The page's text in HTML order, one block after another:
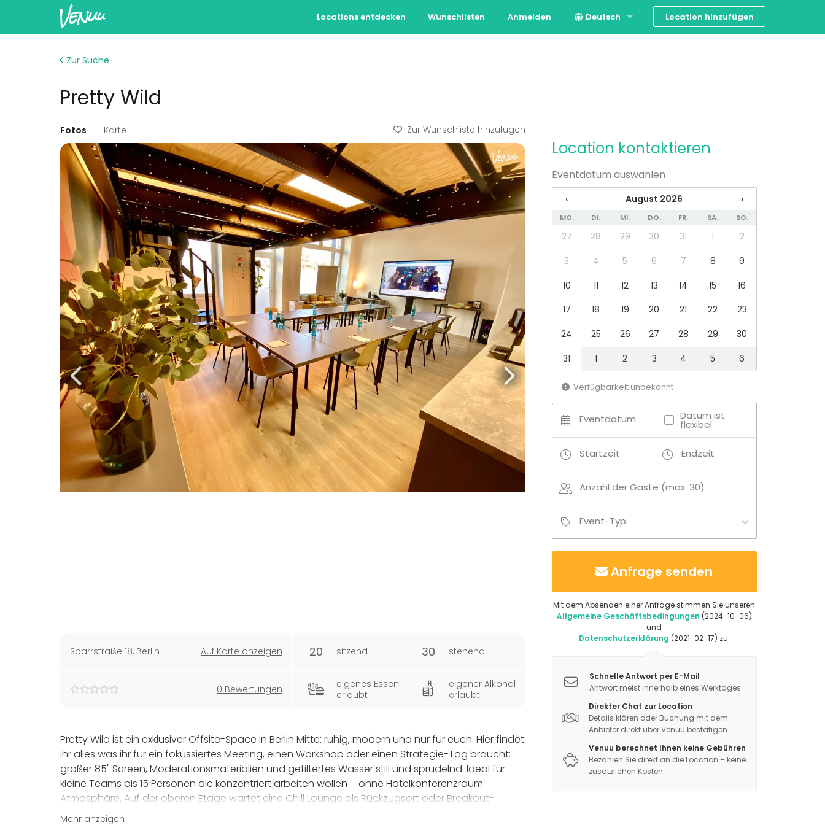
Locations entdecken Wunschlisten Anmelden Deutsch Location hinzufügen
Zur Suche
Pretty Wild
Fotos Karte Zur Wunschliste hinzufügen
Sparrstraße 18, Berlin Auf Karte anzeigen
0 Bewertungen
20 sitzend 30 stehend
eigenes Essen
erlaubt
eigener Alkohol
erlaubt
Pretty Wild ist ein exklusiver Offsite-Space in Berlin Mitte: ruhig, modern und nur für euch. Hier findet
ihr alles was ihr für ein fokussiertes Meeting, einen Workshop oder einen Strategie-Tag braucht:
großer 85" Screen, Moderationsmaterialien und gefiltertes Wasser still und sprudelnd. Ideal für
kleine Teams bis 15 Personen die konzentriert arbeiten wollen – ohne Hotelkonferenzraum-
Atmosphäre. Auf der oberen Etage wartet eine Chill Lounge als Rückzugsort oder Breakout-
Space und auf Anfrage kann zusätzlich ein separater Breakout-Room hinzugebucht werden.
Mehr anzeigen
Location kontaktieren
Eventdatum auswählen
‹ August 2026 ›
MO. DI. MI. DO. FR. SA. SO.
27 28 29 30 31 1
2
3
4 5 6 7 8
9
10
11 12 13 14 15
16
17
18 19 20 21 22
23
24
25 26 27 28 29
30
31
1 2 3 4 5 6
Verfügbarkeit unbekannt
Eventdatum Datum ist
flexibel
Startzeit Endzeit
Anzahl der Gäste (max. 30)
Event-Typ
Anfrage senden
Mit dem Absenden einer Anfrage stimmen Sie unseren
Allgemeine Geschäftsbedingungen (2024-10-06)
und
Datenschutzerklärung (2021-02-17) zu.
Schnelle Antwort per E-Mail
Antwort meist innerhalb eines Werktages
Direkter Chat zur Location
Details klären oder Buchung mit dem
Anbieter direkt über Venuu bestätigen
Venuu berechnet Ihnen keine Gebühren
Bezahlen Sie direkt an die Location – keine
zusätzlichen Kosten